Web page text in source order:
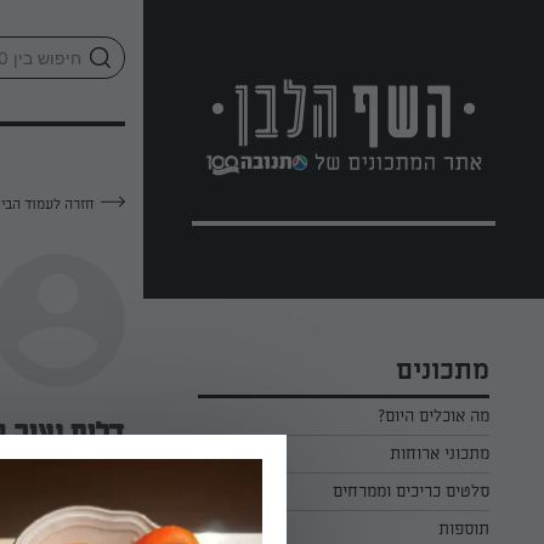
מתכונים
מה אוכלים היום?
מתכוני ארוחות
ארוחת בוקר
ארוחת צהריים
סלטים כריכים וממרחים
כל הסלטים כריכים וממרחים
תוספות
חזרה לעמוד
דלית נאוה
—